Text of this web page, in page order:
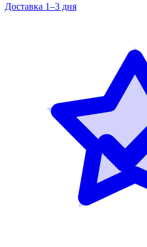
Доставка 1–3 дня